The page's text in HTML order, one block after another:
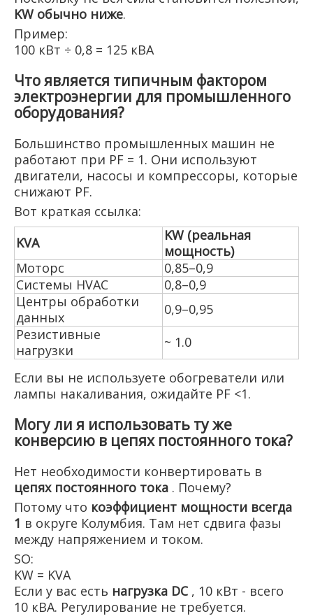
KW обычно ниже.
Пример:
100 кВт ÷ 0,8 = 125 кВА
Что является типичным фактором
электроэнергии для промышленного
оборудования?
Большинство промышленных машин не
работают при PF = 1. Они используют
двигатели, насосы и компрессоры, которые
снижают PF.
Вот краткая ссылка:
KVA
KW (реальная
мощность)
Моторс
0,85–0,9
Системы HVAC
0,8–0,9
Центры обработки
данных
0,9–0,95
Резистивные
нагрузки
~ 1.0
Если вы не используете обогреватели или
лампы накаливания, ожидайте PF <1.
Могу ли я использовать ту же
конверсию в цепях постоянного тока?
Нет необходимости конвертировать в
цепях постоянного тока . Почему?
Потому что коэффициент мощности всегда
1 в округе Колумбия. Там нет сдвига фазы
между напряжением и током.
SO:
KW = KVA
Если у вас есть нагрузка DC , 10 кВт - всего
10 кВА. Регулирование не требуется.